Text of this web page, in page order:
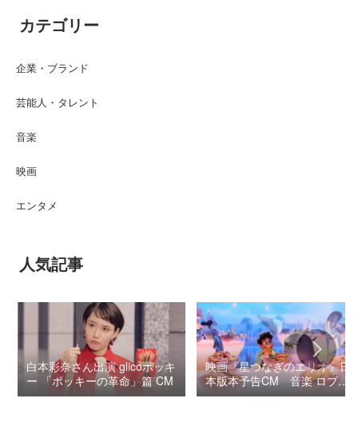
カテゴリー
企業・ブランド
芸能人・タレント
音楽
映画
エンタメ
人気記事
白本彩奈さん出演 glicoポッキ
ー 「ポッキーの革命」篇 CM
映画『星つなぎのエリオ』日
本版本予告CM 音楽 ロブ・
シモンセン /